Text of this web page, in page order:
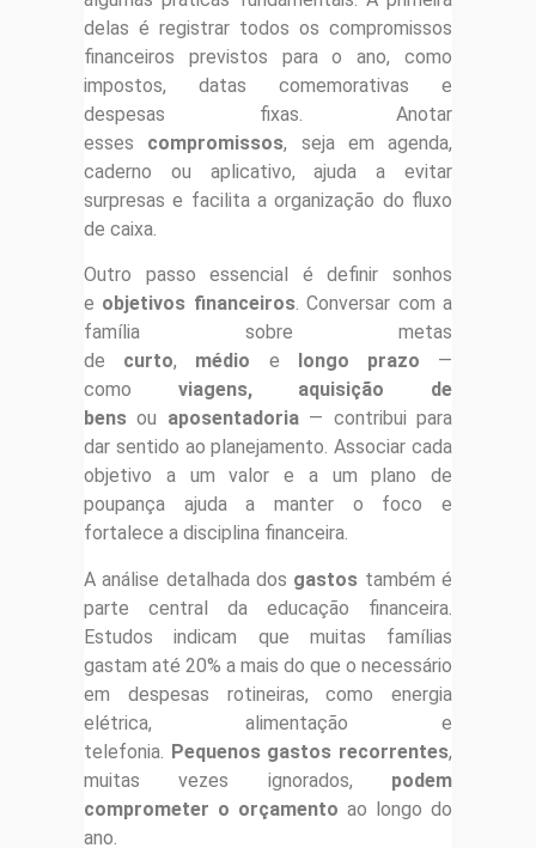
delas é registrar todos os compromissos
financeiros previstos para o ano, como
impostos, datas comemorativas e
despesas fixas. Anotar
esses compromissos, seja em agenda,
caderno ou aplicativo, ajuda a evitar
surpresas e facilita a organização do fluxo
de caixa.
Outro passo essencial é definir sonhos
e objetivos financeiros. Conversar com a
família sobre metas
de curto, médio e longo prazo —
como viagens, aquisição de
bensou aposentadoria — contribui para
dar sentido ao planejamento. Associar cada
objetivo a um valor e a um plano de
poupança ajuda a manter o foco e
fortalece a disciplina financeira.
A análise detalhada dos gastos também é
parte central da educação financeira.
Estudos indicam que muitas famílias
gastam até 20% a mais do que o necessário
em despesas rotineiras, como energia
elétrica, alimentação e
telefonia. Pequenos gastos recorrentes,
muitas vezes ignorados, podem
comprometer o orçamento ao longo do
ano.